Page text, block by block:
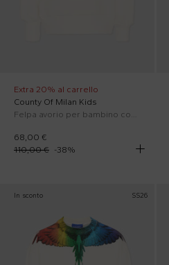
Extra 20% al carrello
County Of Milan Kids
Felpa avorio per bambino con ali
68,00 €
110,00 € -38%
In sconto SS26